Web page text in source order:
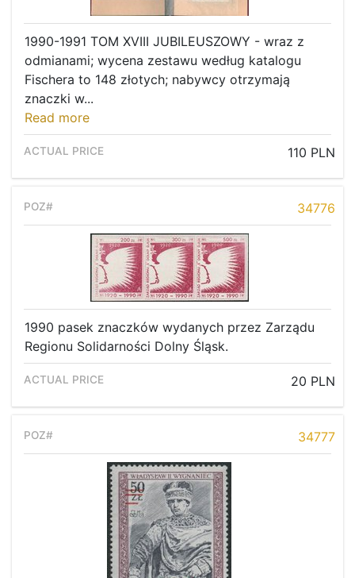
1990-1991 TOM XVIII JUBILEUSZOWY - wraz z
odmianami; wycena zestawu według katalogu
Fischera to 148 złotych; nabywcy otrzymają
znaczki w...
Read more
110 PLN
34776
1990 pasek znaczków wydanych przez Zarządu
Regionu Solidarności Dolny Śląsk.
20 PLN
34777